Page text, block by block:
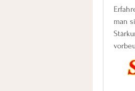
man